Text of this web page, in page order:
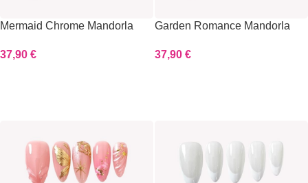
Mermaid Chrome Mandorla
37,90 €
Garden Romance Mandorla
37,90 €